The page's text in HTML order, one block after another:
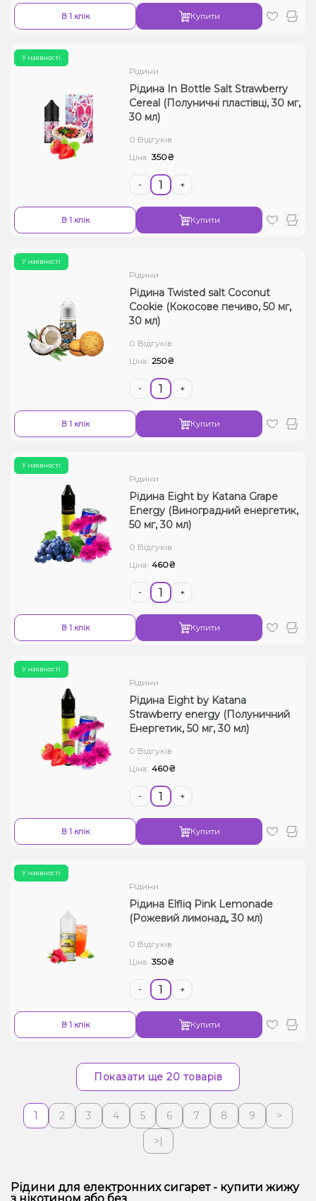
В 1 клік Купити
У наявності
Рідини
Рідина In Bottle Salt Strawberry
Cereal (Полуничні пластівці, 30 мг,
30 мл)
0 Відгуків
Ціна: 350₴
- +
В 1 клік Купити
У наявності
Рідини
Рідина Twisted salt Coconut
Cookie (Кокосове печиво, 50 мг,
30 мл)
0 Відгуків
Ціна: 250₴
- +
В 1 клік Купити
У наявності
Рідини
Рідина Eight by Katana Grape
Energy (Виноградний енергетик,
50 мг, 30 мл)
0 Відгуків
Ціна: 460₴
- +
В 1 клік Купити
У наявності
Рідини
Рідина Eight by Katana
Strawberry energy (Полуничний
Енергетик, 50 мг, 30 мл)
0 Відгуків
Ціна: 460₴
- +
В 1 клік Купити
У наявності
Рідини
Рідина Elfliq Pink Lemonade
(Рожевий лимонад, 30 мл)
0 Відгуків
Ціна: 350₴
- +
В 1 клік Купити
Показати ще 20 товарів
1 2 3 4 5 6 7 8 9
>
>|
Рідини для електронних сигарет - купити жижу